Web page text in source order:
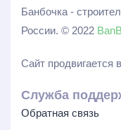
Банбочка -
России. © 2022
Сайт продвигается в
Служба
Обратная связь